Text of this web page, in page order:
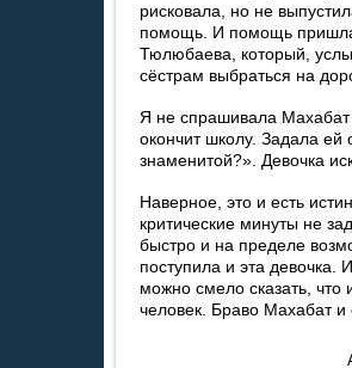
рисковала, но не
помощь. И помощь
Тюлюбаева, который,
сёстрам выбраться на
Я не спрашивала Махабат
окончит школу. Задала
знаменитой?». Девочка
Наверное, это и есть
критические минуты не
быстро и на пределе
поступила и эта
можно смело сказать,
человек. Браво Махабат